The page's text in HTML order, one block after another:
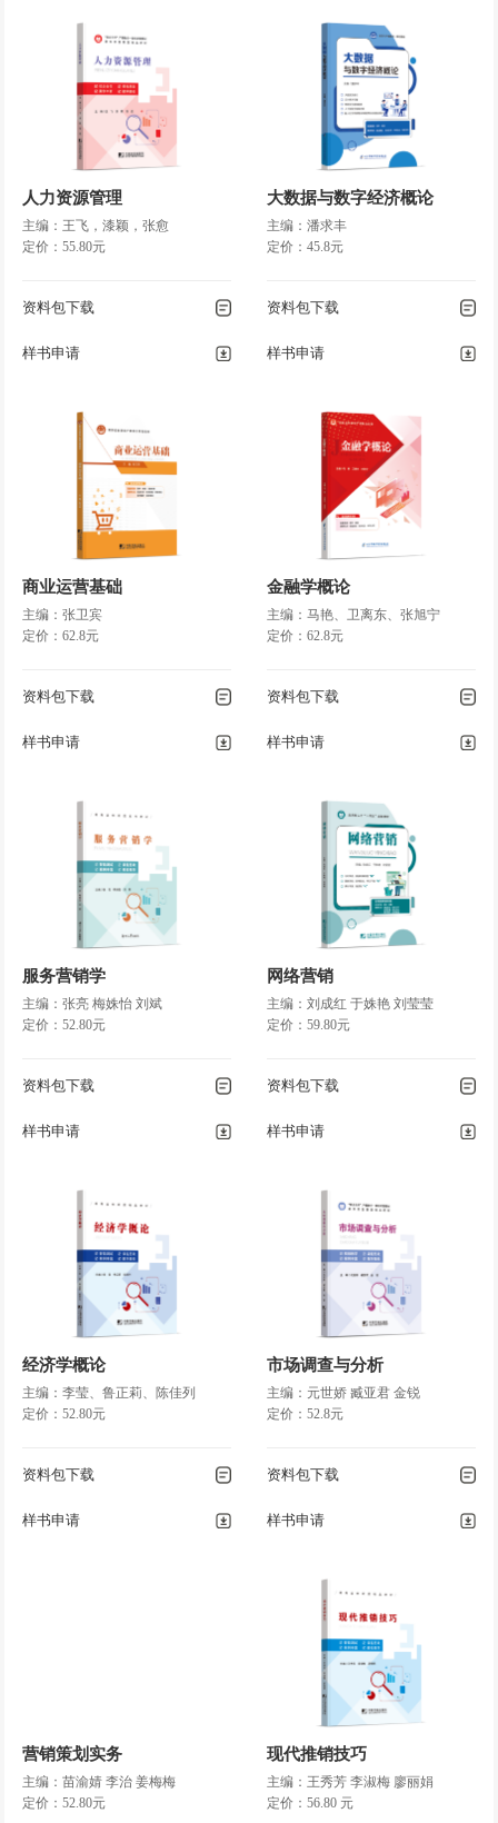
项目二 管理理论的形成与发
展…………………………………………………………… 31
◎ 任务一 了解古今中外的管理思想萌芽
……………………………………… 32
◎ 任务二 理解古典管理理论内容
……………………………………………… 36
◎ 任务三 理解行为科学理论
…………………………………………………… 42
◎ 任务四 现代管理理论及其新发展
…………………………………………………………………………
53
项目三 管理道德与社会责任
……………………………………………………………… 57
◎ 任务一 理解道德与管理的关系
……………………………………………… 58
◎ 任务二 建立改善管理道德行为的有效途径
………………………………… 65
◎ 任务三 企业应承担应有的社会责任
………………………………………… 68
◎ 项目小结
73
……………………………………………………………………… 73
模块二 管理过程
项目四 制订工作计划
……………………………………………………………………… 77
◎ 任务一 决策概述
……………………………………………………………… 78
◎ 任务二 决策方法
……………………………………………………………… 86
◎ 任务三 领会计划的内涵
……………………………………………………… 92
……………………………………………………………… 100
理……………………………………………………… 108
…………………………………………………………………………
………………………………………………………………………
项目五 组织架构设
117
◎ 任务一 理解组织的内
化…………………………………………… 125
◎ 任务三 组织纵向设计———层级
员……………………………………………………… 137
……………………………………………………………… 149
……………………………………………………………… 153
◎ 项目小结
…………………………………………………………………………
人力资源管理
主编：王飞，漆颖，张愈
定价：55.80元
资料包下载
样书申请
大数据与数字经济概论
主编：潘求丰
定价：45.8元
资料包下载
样书申请
商业运营基础
主编：张卫宾
定价：62.8元
资料包下载
样书申请
金融学概论
主编：马艳、卫离东、张旭宁
定价：62.8元
资料包下载
样书申请
服务营销学
主编：张亮 梅姝怡 刘斌
定价：52.80元
资料包下载
样书申请
网络营销
主编：刘成红 于姝艳 刘莹莹
定价：59.80元
资料包下载
样书申请
经济学概论
主编：李莹、鲁正莉、陈佳列
定价：52.80元
资料包下载
样书申请
市场调查与分析
主编：元世娇 臧亚君 金锐
定价：52.8元
资料包下载
样书申请
营销策划实务
主编：苗渝婧 李治 姜梅梅
定价：52.80元
现代推销技巧
主编：王秀芳 李淑梅 廖丽娟
定价：56.80 元